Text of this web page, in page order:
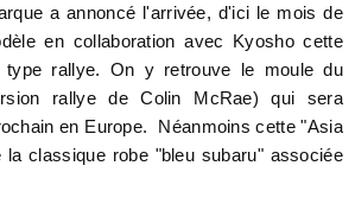
a annoncé l'arrivée, d'ici le mois de
en collaboration avec Kyosho cette
type rallye. On y retrouve le moule du
rallye de Colin McRae) qui sera
en Europe. Néanmoins cette "Asia
la classique robe "bleu subaru" associée